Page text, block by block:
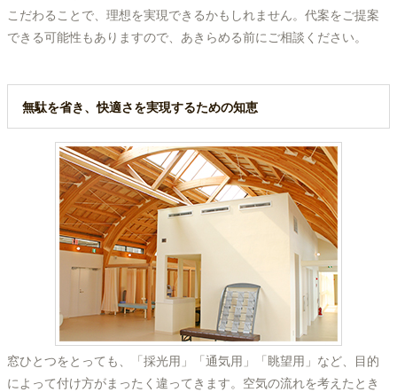
こだわることで、理想を実現できるかもしれません。代案をご提案
できる可能性もありますので、あきらめる前にご相談ください。
無駄を省き、快適さを実現するための知恵
窓ひとつをとっても、「採光用」「通気用」「眺望用」など、目的
によって付け方がまったく違ってきます。空気の流れを考えたとき